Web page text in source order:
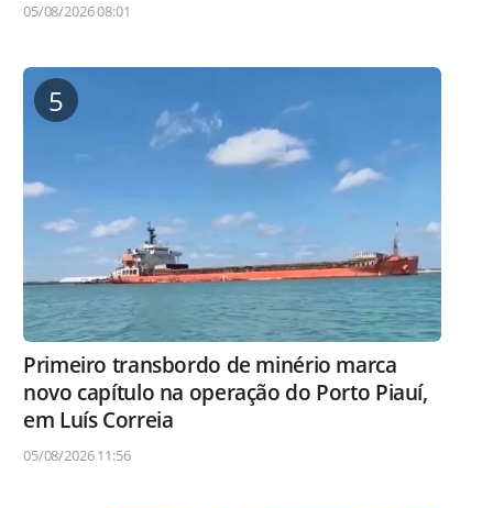
05/08/2026 08:01
5
Primeiro transbordo de minério marca
novo capítulo na operação do Porto Piauí,
em Luís Correia
05/08/2026 11:56